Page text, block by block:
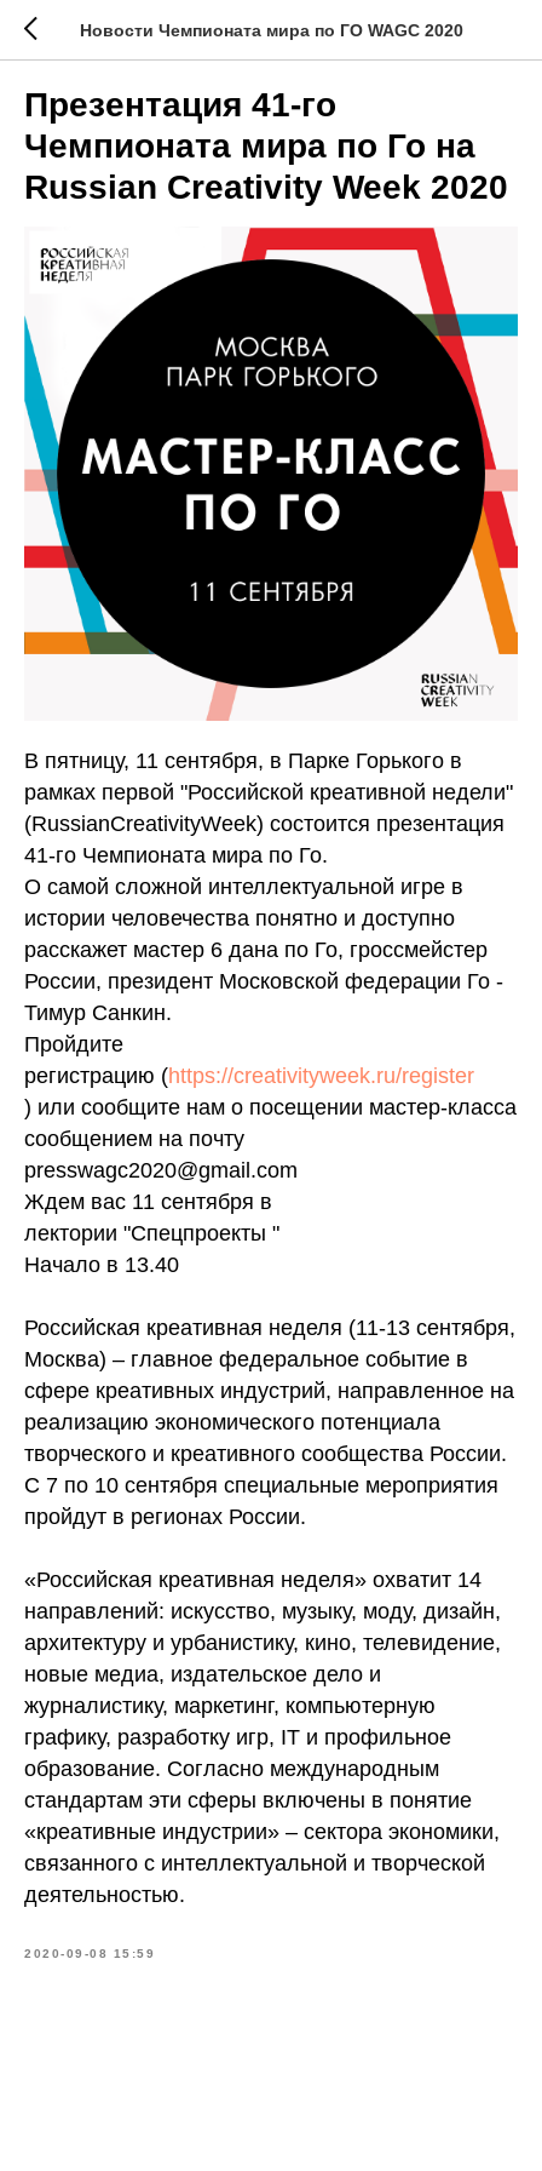
Новости Чемпионата мира по ГО WAGC 2020
Презентация 41-го
Чемпионата мира по Го на
Russian Creativity Week 2020
В пятницу, 11 сентября, в Парке Горького в
рамках первой "Российской креативной недели"
(RussianCreativityWeek) состоится презентация
41-го Чемпионата мира по Го.
О самой сложной интеллектуальной игре в
истории человечества понятно и доступно
расскажет мастер 6 дана по Го, гроссмейстер
России, президент Московской федерации Го -
Тимур Санкин.
Пройдите
регистрацию (https://creativityweek.ru/register
) или сообщите нам о посещении мастер-класса
сообщением на почту
presswagc2020@gmail.com
Ждем вас 11 сентября в
лектории "Спецпроекты "
Начало в 13.40
Российская креативная неделя (11-13 сентября,
Москва) – главное федеральное событие в
сфере креативных индустрий, направленное на
реализацию экономического потенциала
творческого и креативного сообщества России.
С 7 по 10 сентября специальные мероприятия
пройдут в регионах России.
«Российская креативная неделя» охватит 14
направлений: искусство, музыку, моду, дизайн,
архитектуру и урбанистику, кино, телевидение,
новые медиа, издательское дело и
журналистику, маркетинг, компьютерную
графику, разработку игр, IT и профильное
образование. Согласно международным
стандартам эти сферы включены в понятие
«креативные индустрии» – сектора экономики,
связанного с интеллектуальной и творческой
деятельностью.
2020-09-08 15:59